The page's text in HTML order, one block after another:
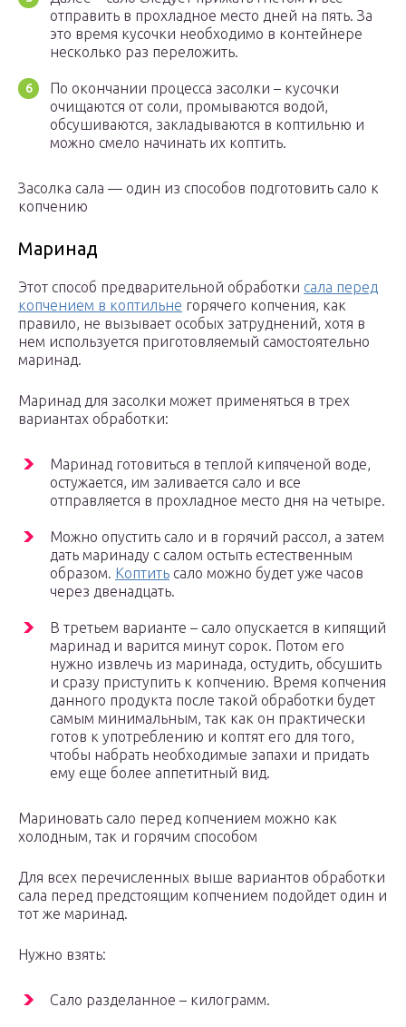
отправить в прохладное место дней на пять. За
это время кусочки необходимо в контейнере
несколько раз переложить.
По окончании процесса засолки – кусочки
очищаются от соли, промываются водой,
обсушиваются, закладываются в коптильню и
можно смело начинать их коптить.
Засолка сала — один из способов подготовить сало к
копчению
Маринад
Этот способ предварительной обработки сала перед
копчением в коптильне горячего копчения, как
правило, не вызывает особых затруднений, хотя в
нем используется приготовляемый самостоятельно
маринад.
Маринад для засолки может применяться в трех
вариантах обработки:
Маринад готовиться в теплой кипяченой воде,
остужается, им заливается сало и все
отправляется в прохладное место дня на четыре.
Можно опустить сало и в горячий рассол, а затем
дать маринаду с салом остыть естественным
образом. Коптить сало можно будет уже часов
через двенадцать.
В третьем варианте – сало опускается в кипящий
маринад и варится минут сорок. Потом его
нужно извлечь из маринада, остудить, обсушить
и сразу приступить к копчению. Время копчения
данного продукта после такой обработки будет
самым минимальным, так как он практически
готов к употреблению и коптят его для того,
чтобы набрать необходимые запахи и придать
ему еще более аппетитный вид.
Мариновать сало перед копчением можно как
холодным, так и горячим способом
Для всех перечисленных выше вариантов обработки
сала перед предстоящим копчением подойдет один и
тот же маринад.
Нужно взять:
Сало разделанное – килограмм.